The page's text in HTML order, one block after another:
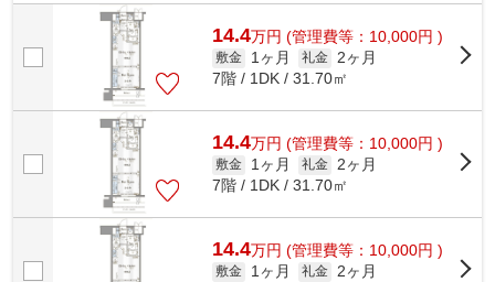
できます。こちらの物件は眺望良好です...
14.4万円 (管理費等：10,000円 )
敷金 1ヶ月 礼金 2ヶ月
7階 / 1DK / 31.70㎡
14.4万円 (管理費等：10,000円 )
敷金 1ヶ月 礼金 2ヶ月
7階 / 1DK / 31.70㎡
14.4万円 (管理費等：10,000円 )
敷金 1ヶ月 礼金 2ヶ月